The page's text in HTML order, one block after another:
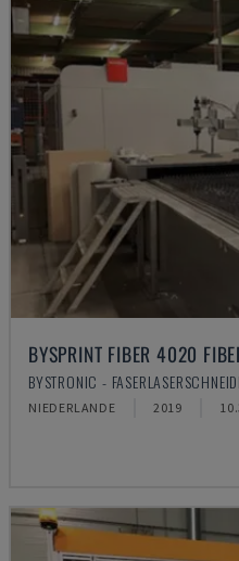
BYSPRINT FIBER 4020
BYSTRONIC -
NIEDERLANDE 2019